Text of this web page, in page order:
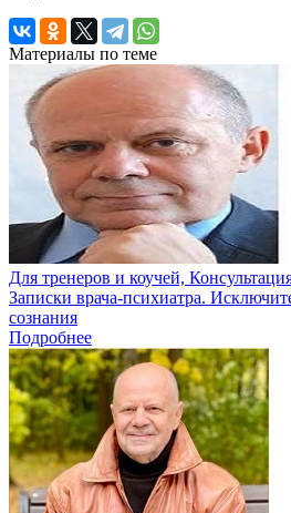
Материалы по теме
Для тренеров и коучей,
Записки врача-психиатра.
сознания
Подробнее